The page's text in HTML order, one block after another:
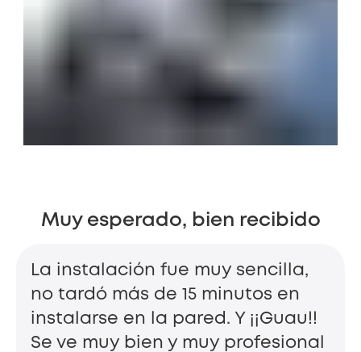
Muy esperado, bien recibido
La instalación fue muy sencilla,
no tardó más de 15 minutos en
instalarse en la pared. Y ¡¡Guau!!
Se ve muy bien y muy profesional